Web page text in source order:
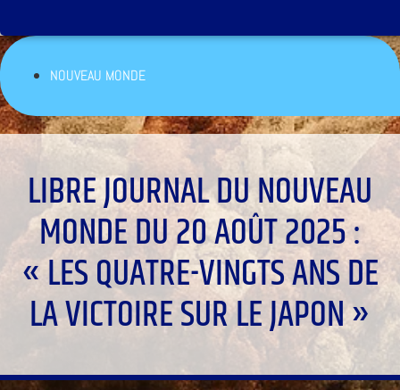
NOUVEAU MONDE
LIBRE JOURNAL DU NOUVEAU
MONDE DU 20 AOÛT 2025 :
« LES QUATRE-VINGTS ANS DE
LA VICTOIRE SUR LE JAPON »